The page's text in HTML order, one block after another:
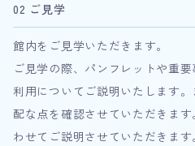
02 ご見学
館内をご見学いただきます。
ご見学の際、パンフレットや重
利用についてご説明いたします
配な点を確認させていただきま
わせてご説明させていただきます